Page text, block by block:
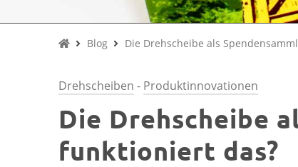
Blog Die Drehscheibe als
Drehscheiben - Produktinnovationen
Die Drehscheibe
funktioniert das?